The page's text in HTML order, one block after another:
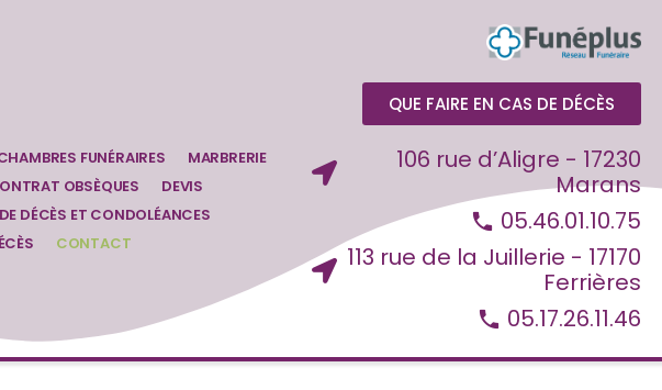
FUNÉRAIRES
MARBRERIE
OBSÈQUES
DEVIS
DÉCÈS ET CONDOLÉANCES
CONTACT
QUE FAIRE EN CAS DE DÉCÈS
106 rue d’Aligre - 17230
Marans
05.46.01.10.75
113 rue de la Juillerie - 17170
Ferrières
05.17.26.11.46